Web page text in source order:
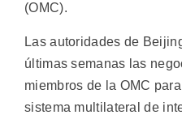
(OMC).
Las autoridades de
últimas semanas las
miembros de la OMC
sistema multilateral de